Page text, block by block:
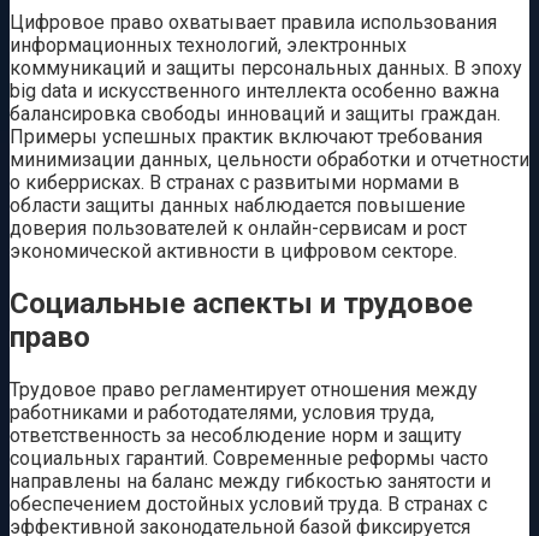
Цифровое право охватывает правила использования
информационных технологий, электронных
коммуникаций и защиты персональных данных. В эпоху
big data и искусственного интеллекта особенно важна
балансировка свободы инноваций и защиты граждан.
Примеры успешных практик включают требования
минимизации данных, цельности обработки и отчетности
о киберрисках. В странах с развитыми нормами в
области защиты данных наблюдается повышение
доверия пользователей к онлайн-сервисам и рост
экономической активности в цифровом секторе.
Социальные аспекты и трудовое
право
Трудовое право регламентирует отношения между
работниками и работодателями, условия труда,
ответственность за несоблюдение норм и защиту
социальных гарантий. Современные реформы часто
направлены на баланс между гибкостью занятости и
обеспечением достойных условий труда. В странах с
эффективной законодательной базой фиксируется